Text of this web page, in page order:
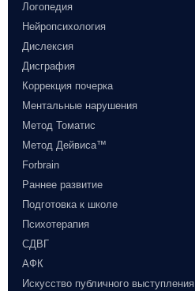
Логопедия
Нейропсихология
Дислексия
Дисграфия
Коррекция почерка
Ментальные нарушения
Метод Томатис
Метод Дейвиса™
Forbrain
Раннее развитие
Подготовка к школе
Психотерапия
СДВГ
АФК
Искусство публичного выступления